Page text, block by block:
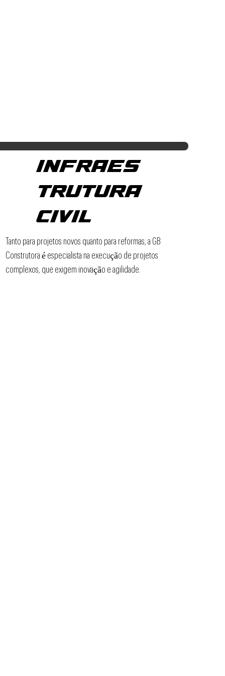
INFRAES
TRUTURA
CIVIL
Tanto para projetos novos quanto para reformas, a GB
Construtora é especialista na execução de projetos
complexos, que exigem inovação e agilidade.